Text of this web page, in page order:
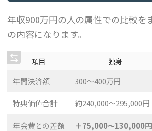
年収900万円の人の属性での比較を
の内容になります。
項目 独身
年間決済額
300〜400万円
特典価値合計 約240,000〜295,000円
年会費との差額 ＋75,000〜130,000円